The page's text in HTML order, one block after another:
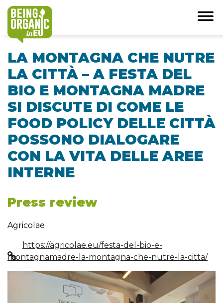
LA MONTAGNA CHE NUTRE
LA CITTÀ – A FESTA DEL
BIO E MONTAGNA MADRE
SI DISCUTE DI COME LE
FOOD POLICY DELLE CITTÀ
POSSONO DIALOGARE
CON LA VITA DELLE AREE
INTERNE
Press review
Agricolae
https://agricolae.eu/festa-del-bio-e-
montagnamadre-la-montagna-che-nutre-la-citta/